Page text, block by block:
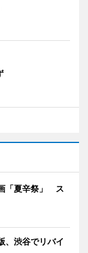
「夏辛祭」 ス
、渋谷でリバイ